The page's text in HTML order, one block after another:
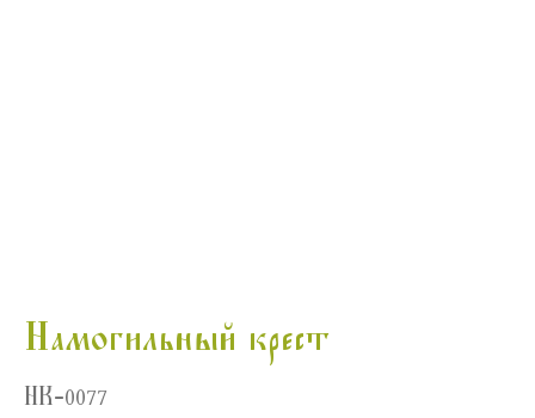
Намогильный крест
НК-0077